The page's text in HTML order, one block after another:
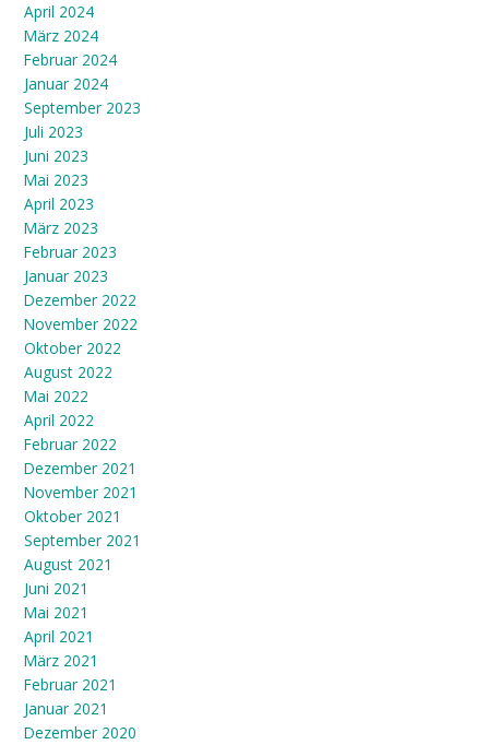
April 2024
März 2024
Februar 2024
Januar 2024
September 2023
Juli 2023
Juni 2023
Mai 2023
April 2023
März 2023
Februar 2023
Januar 2023
Dezember 2022
November 2022
Oktober 2022
August 2022
Mai 2022
April 2022
Februar 2022
Dezember 2021
November 2021
Oktober 2021
September 2021
August 2021
Juni 2021
Mai 2021
April 2021
März 2021
Februar 2021
Januar 2021
Dezember 2020